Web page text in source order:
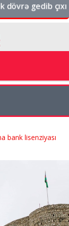
gedib
bank lisenziyası